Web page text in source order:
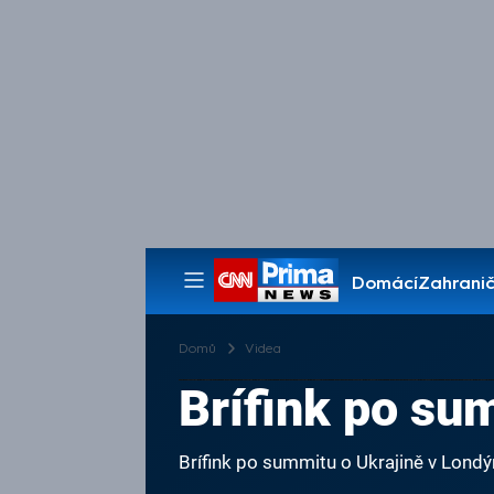
Domácí
Pořady
Domů Videa
Brífink po
Brífink po summitu o Ukrajině v